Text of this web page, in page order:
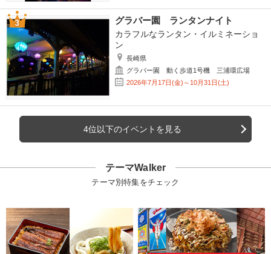
グラバー園 ランタンナイト
カラフルなランタン・イルミネーショ
ン
長崎県
グラバー園 動く歩道1号機 三浦環広場
2026年7月17日(金)～10月31日(土)
4位以下のイベントを見る
テーマWalker
テーマ別特集をチェック